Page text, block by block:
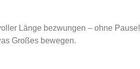
Länge bezwungen – ohne Pause!
Großes bewegen.